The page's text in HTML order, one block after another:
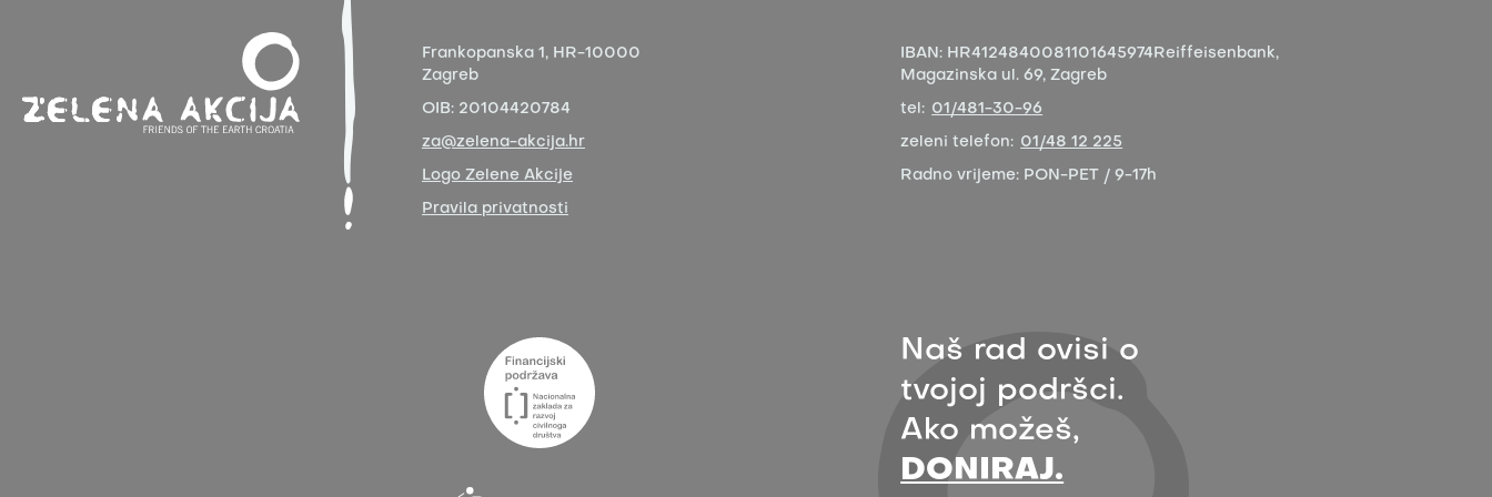
Frankopanska 1, HR-10000
Zagreb
OIB: 20104420784
za@zelena-akcija.hr
Logo Zelene Akcije
Pravila privatnosti
IBAN: HR4124840081101645974 Reiffeisenbank,
Magazinska ul. 69, Zagreb
tel: 01/481-30-96
zeleni telefon: 01/48 12 225
Radno vrijeme: PON-PET / 9-17h
Naš rad ovisi o
tvojoj podršci.
Ako možeš,
DONIRAJ.